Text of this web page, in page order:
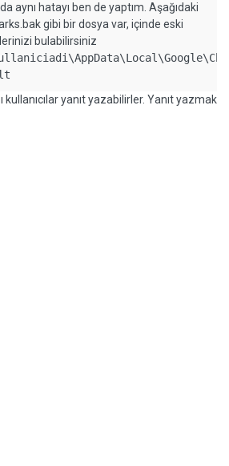
aynı hatayı ben de yaptım. Aşağıdaki
gibi bir dosya var, içinde eski
bulabilirsiniz
kullanıcılar yanıt yazabilirler. Yanıt yazmak